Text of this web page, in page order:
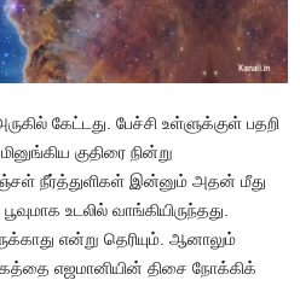
கேட்டது. பேச்சி உள்ளுக்குள் பதறி
குதிரை நின்று
நீர்த்துளிகள் இன்னும் அதன் மீது
உடலில் வாங்கியிருந்தது.
என்று தெரியும். ஆனாலும்
எஜமானியின் திசை நோக்கிக்